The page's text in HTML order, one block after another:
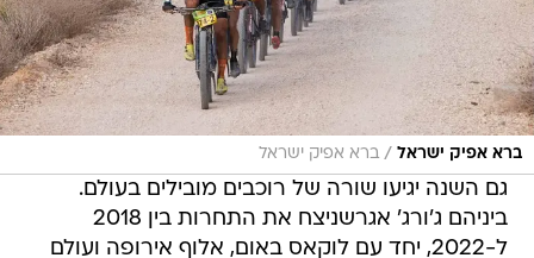
ברא אפיק ישראל / ברא אפיק ישראל
גם השנה יגיעו שורה של רוכבים מובילים בעולם.
ביניהם ג'ורג' אגרשניצח את התחרות בין 2018
ל-2022, יחד עם לוקאס באום, אלוף אירופה ועולם